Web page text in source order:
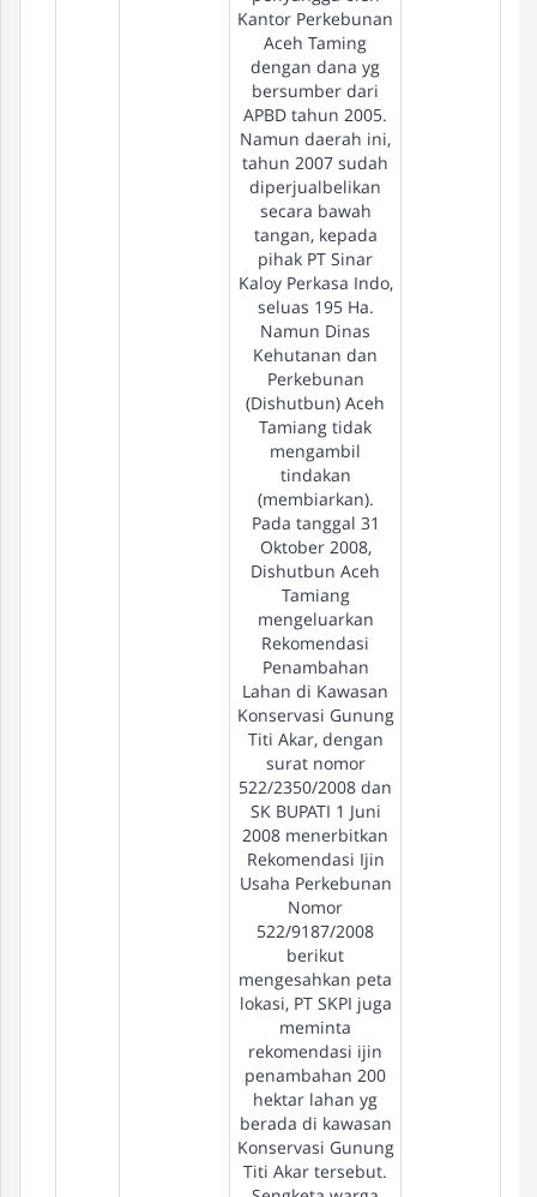
Kantor Perkebunan
Aceh Taming
dengan dana yg
bersumber dari
APBD tahun 2005.
Namun daerah ini,
tahun 2007 sudah
diperjualbelikan
secara bawah
tangan, kepada
pihak PT Sinar
Kaloy Perkasa Indo,
seluas 195 Ha.
Namun Dinas
Kehutanan dan
Perkebunan
(Dishutbun) Aceh
Tamiang tidak
mengambil
tindakan
(membiarkan).
Pada tanggal 31
Oktober 2008,
Dishutbun Aceh
Tamiang
mengeluarkan
Rekomendasi
Penambahan
Lahan di Kawasan
Konservasi Gunung
Titi Akar, dengan
surat nomor
522/2350/2008 dan
SK BUPATI 1 Juni
2008 menerbitkan
Rekomendasi Ijin
Usaha Perkebunan
Nomor
522/9187/2008
berikut
mengesahkan peta
lokasi, PT SKPI juga
meminta
rekomendasi ijin
penambahan 200
hektar lahan yg
berada di kawasan
Konservasi Gunung
Titi Akar tersebut.